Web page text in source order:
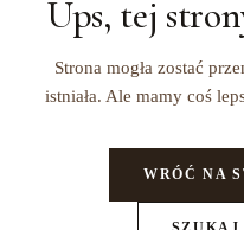
Ups, tej
Strona mogła zostać
istniała. Ale mamy coś
WRÓĆ NA